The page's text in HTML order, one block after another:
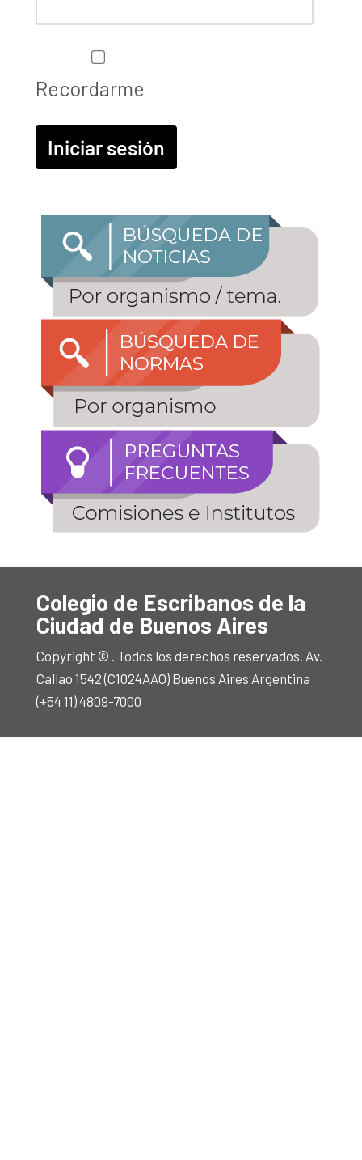
Recordarme
Colegio de Escribanos de la
Ciudad de Buenos Aires
Copyright © . Todos los derechos reservados. Av.
Callao 1542 (C1024AAO) Buenos Aires Argentina
(+54 11) 4809-7000